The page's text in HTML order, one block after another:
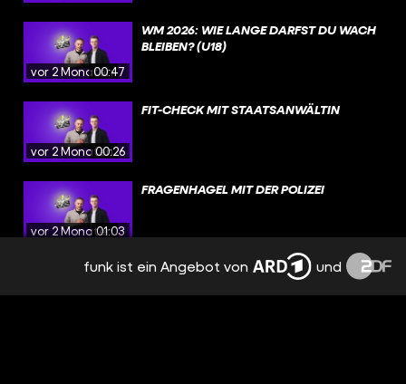
vor 2 Monaten
00:47
WM 2026: WIE LANGE DARFST DU WACH
BLEIBEN? (U18)
vor 2 Monaten
00:26
FIT-CHECK MIT STAATSANWÄLTIN
vor 2 Monaten
01:03
FRAGENHAGEL MIT DER POLIZEI
BMW GEMOPST: WIE VIEL STRAFE?
funk ist ein Angebot von und